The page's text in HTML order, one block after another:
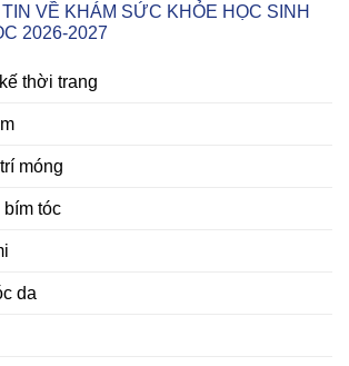
VỀ KHÁM SỨC KHỎE HỌC SINH
2026-2027
thời trang
móng
tóc
da